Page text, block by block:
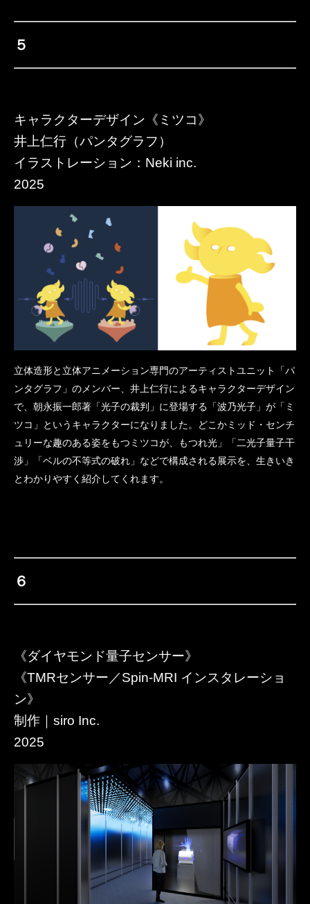
５
キャラクターデザイン《ミツコ》
井上仁行（パンタグラフ）
イラストレーション：Neki inc.
​2025
立体造形と立体アニメーション専門のアーティストユニット「パ
ンタグラフ」のメンバー、井上仁行によるキャラクターデザイン
で、朝永振一郎著「光子の裁判」に登場する「波乃光子」が「ミ
ツコ」というキャラクターになりました。どこかミッド・センチ
ュリーな趣のある姿をもつミツコが、もつれ光」「二光子量子干
渉」「ベルの不等式の破れ」などで構成される展示を、生きいき
とわかりやすく紹介してくれます。
６
《ダイヤモンド量子センサー》
《TMRセンサー／Spin-MRI インスタレーショ
ン》
制作｜siro Inc.
2025